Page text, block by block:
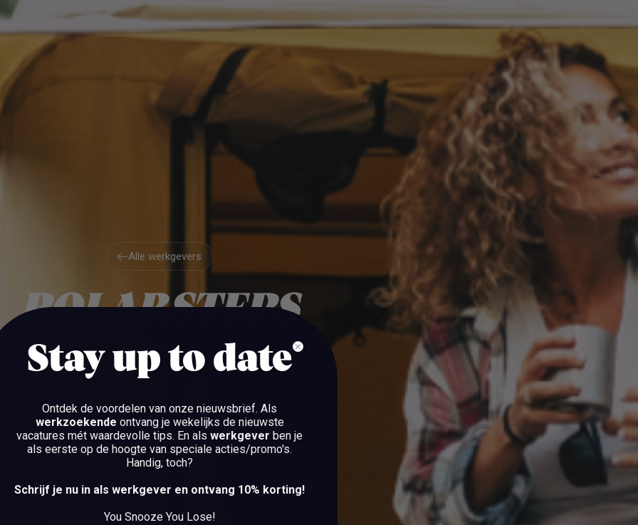
Alle werkgevers
POLARSTEPS
AMSTERDAM
BEKIJK DE VACATURES
BEKIJK DE VACATURES
Stay up to date
Ontdek de voordelen van onze nieuwsbrief. Als
werkzoekende ontvang je wekelijks de nieuwste
vacatures mét waardevolle tips. En als werkgever ben je
als eerste op de hoogte van speciale acties/promo's.
Handig, toch?
Schrijf je nu in als werkgever en ontvang 10% korting!
You Snooze You Lose!